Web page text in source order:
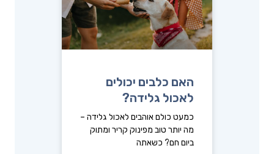
האם כלבים יכולים
לאכול גלידה?
כמעט כולם אוהבים לאכול גלידה –
מה יותר טוב מפינוק קריר ומתוק
ביום חם? כשאתה